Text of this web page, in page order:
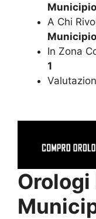
Municipio
A Chi
Municipio
In Zona
1